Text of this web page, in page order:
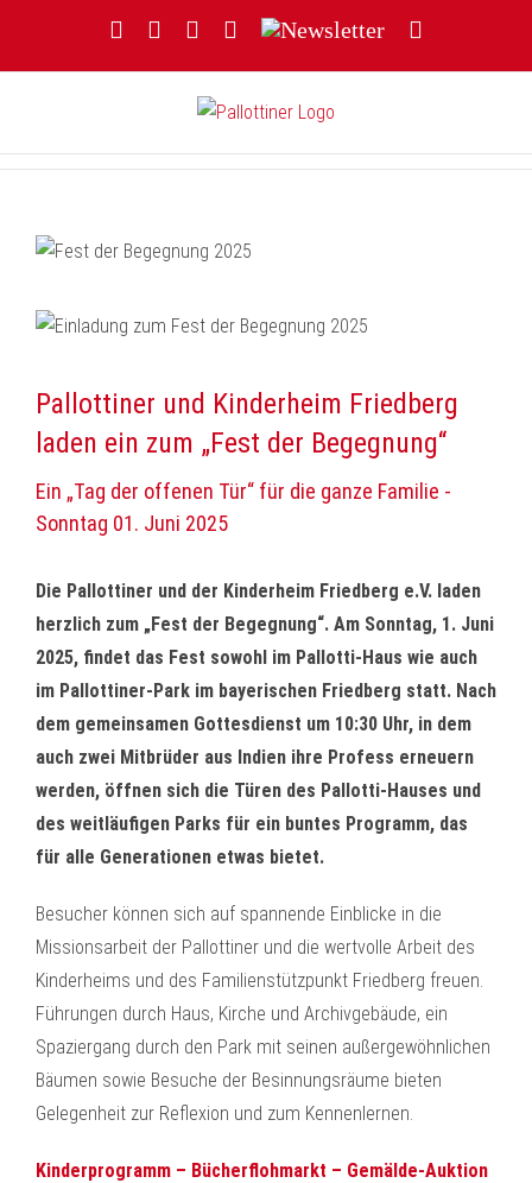
FacebookYouTubeInstagram
Threads
Newsletter
Pallottiner und Kinderheim Friedberg
laden ein zum „Fest der Begegnung“
Ein „Tag der offenen Tür“ für die ganze Familie -
Sonntag 01. Juni 2025
Die Pallottiner und der Kinderheim Friedberg e.V. laden
herzlich zum „Fest der Begegnung“. Am Sonntag, 1. Juni
2025, findet das Fest sowohl im Pallotti-Haus wie auch
im Pallottiner-Park im bayerischen Friedberg statt. Nach
dem gemeinsamen Gottesdienst um 10:30 Uhr, in dem
auch zwei Mitbrüder aus Indien ihre Profess erneuern
werden, öffnen sich die Türen des Pallotti-Hauses und
des weitläufigen Parks für ein buntes Programm, das
für alle Generationen etwas bietet.
Besucher können sich auf spannende Einblicke in die
Missionsarbeit der Pallottiner und die wertvolle Arbeit des
Kinderheims und des Familienstützpunkt Friedberg freuen.
Führungen durch Haus, Kirche und Archivgebäude, ein
Spaziergang durch den Park mit seinen außergewöhnlichen
Bäumen sowie Besuche der Besinnungsräume bieten
Gelegenheit zur Reflexion und zum Kennenlernen.
Kinderprogramm – Bücherflohmarkt – Gemälde-Auktion